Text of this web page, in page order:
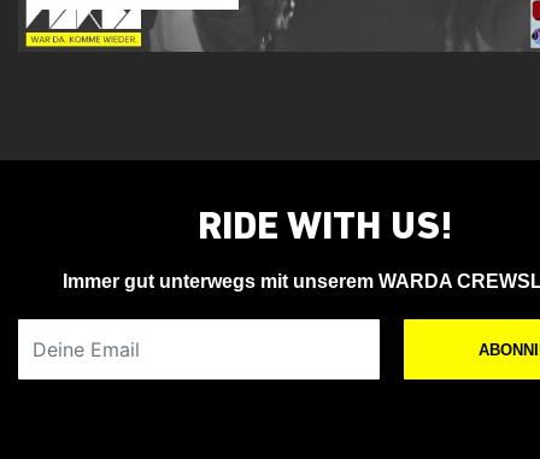
RIDE WITH US!
Immer gut unterwegs mit unserem WARDA